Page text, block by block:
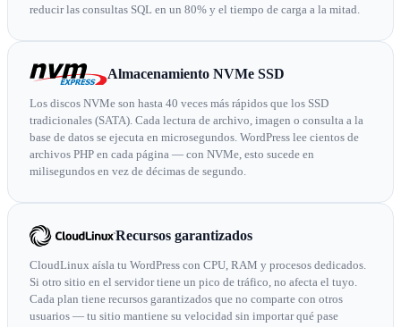
reducir las consultas SQL en un 80% y el tiempo de carga a la mitad.
Almacenamiento NVMe SSD
Los discos NVMe son hasta 40 veces más rápidos que los SSD
tradicionales (SATA). Cada lectura de archivo, imagen o consulta a la
base de datos se ejecuta en microsegundos. WordPress lee cientos de
archivos PHP en cada página — con NVMe, esto sucede en
milisegundos en vez de décimas de segundo.
Recursos garantizados
CloudLinux aísla tu WordPress con CPU, RAM y procesos dedicados.
Si otro sitio en el servidor tiene un pico de tráfico, no afecta el tuyo.
Cada plan tiene recursos garantizados que no comparte con otros
usuarios — tu sitio mantiene su velocidad sin importar qué pase